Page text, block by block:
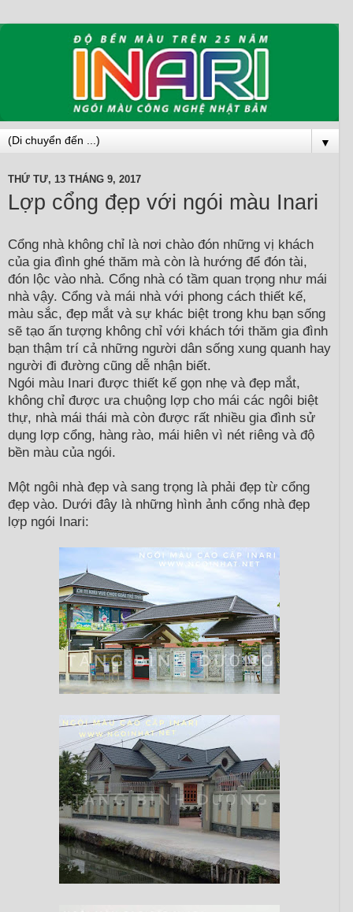
▼
THỨ TƯ, 13 THÁNG 9, 2017
Lợp cổng đẹp với ngói màu Inari
Cổng nhà không chỉ là nơi chào đón những vị khách
của gia đình ghé thăm mà còn là hướng để đón tài,
đón lộc vào nhà. Cổng nhà có tầm quan trọng như mái
nhà vậy. Cổng và mái nhà với phong cách thiết kế,
màu sắc, đẹp mắt và sự khác biệt trong khu bạn sống
sẽ tạo ấn tượng không chỉ với khách tới thăm gia đình
bạn thậm trí cả những người dân sống xung quanh hay
người đi đường cũng dễ nhận biết.
Ngói màu Inari được thiết kế gọn nhẹ và đẹp mắt,
không chỉ được ưa chuộng lợp cho mái các ngôi biệt
thự, nhà mái thái mà còn được rất nhiều gia đình sử
dụng lợp cổng, hàng rào, mái hiên vì nét riêng và độ
bền màu của ngói.
Một ngôi nhà đẹp và sang trọng là phải đẹp từ cổng
đẹp vào. Dưới đây là những hình ảnh cổng nhà đẹp
lợp ngói Inari: